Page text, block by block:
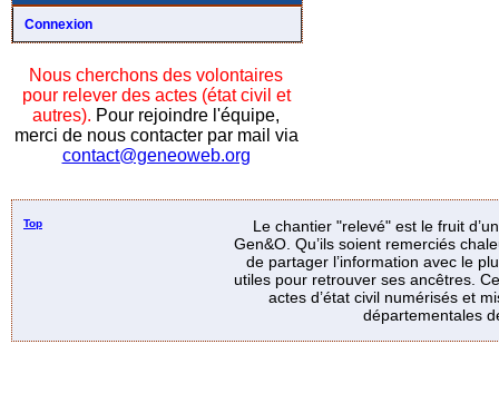
Connexion
Nous cherchons des volontaires
pour relever des actes (état civil et
autres). Pour rejoindre l'équipe,
merci de nous contacter par mail via
contact@geneoweb.org
Top
Le chantier "relevé" est le fruit
Gen&O. Qu’ils soient remerciés
de partager l’information avec le
utiles pour retrouver ses ancêtres.
actes d’état civil numérisés et
départementales